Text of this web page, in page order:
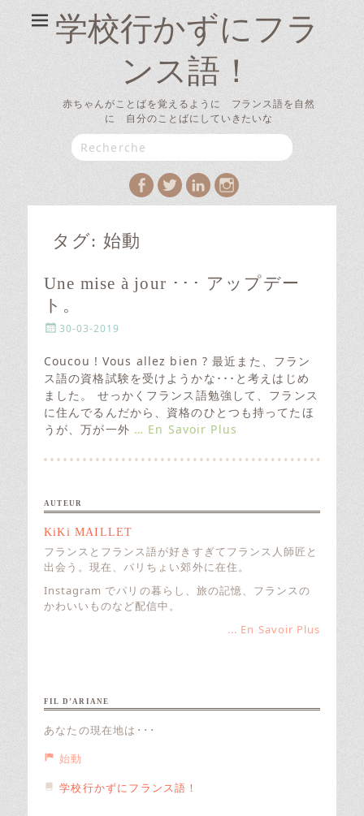
学校行かずにフラ
ンス語！
赤ちゃんがことばを覚えるように フランス語を自然
に 自分のことばにしていきたいな
Search
for:
Facebook
TwitterLinkedIn
Instagram
タグ: 始動
Une mise à jour ･･･ アップデー
ト。
P
s
e
d
o
n
30-03-2019
Coucou ! Vous allez bien ? 最近また、フラン
ス語の資格試験を受けようかな･･･と考えはじめ
ました。 せっかくフランス語勉強して、フランス
に住んでるんだから、資格のひとつも持ってたほ
うが、万が一外 … En Savoir Plus
AUTEUR
KiKi MAILLET
フランスとフランス語が好きすぎてフランス人師匠と
出会う。現在、パリちょい郊外に在住。
Instagram でパリの暮らし、旅の記憶、フランスの
かわいいものなど配信中。
... En Savoir Plus
FIL D’ARIANE
あなたの現在地は･･･
始動
学校行かずにフランス語！